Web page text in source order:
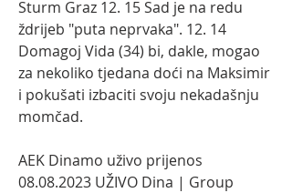
Sturm Graz 12. 15 Sad je na redu
ždrijeb "puta neprvaka". 12. 14
Domagoj Vida (34) bi, dakle, mogao
za nekoliko tjedana doći na Maksimir
i pokušati izbaciti svoju nekadašnju
momčad.
AEK Dinamo uživo prijenos
08.08.2023 UŽIVO Dina | Group